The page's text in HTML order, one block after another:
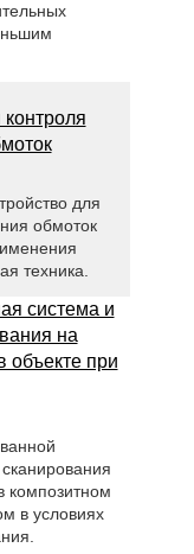
контроля
для
обмоток
техника.
система и
на
объекте при
композитном
в условиях